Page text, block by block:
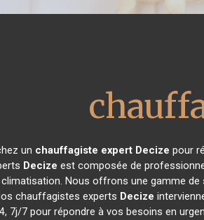
un chauffagiste expert Decize pour
Decize est composée de
Nous offrons une gamme
chauffagistes experts Decize
7j/7 pour répondre à vos besoins en